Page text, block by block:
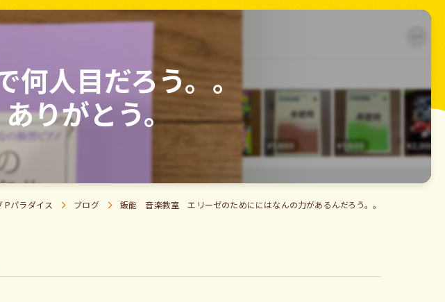
ピアノ
人目だろう。。
りがとう。
Pパラダイス ブログ 飯能 音楽教室 エリーゼのためににはなんの力があるんだろう。。